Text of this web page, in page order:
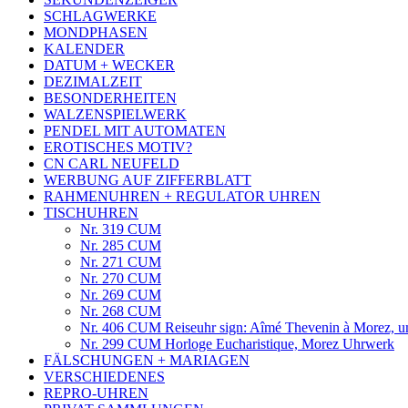
SCHLAGWERKE
MONDPHASEN
KALENDER
DATUM + WECKER
DEZIMALZEIT
BESONDERHEITEN
WALZENSPIELWERK
PENDEL MIT AUTOMATEN
EROTISCHES MOTIV?
CN CARL NEUFELD
WERBUNG AUF ZIFFERBLATT
RAHMENUHREN + REGULATOR UHREN
TISCHUHREN
Nr. 319 CUM
Nr. 285 CUM
Nr. 271 CUM
Nr. 270 CUM
Nr. 269 CUM
Nr. 268 CUM
Nr. 406 CUM Reiseuhr sign: Aîmé Thevenin à Morez,
Nr. 299 CUM Horloge Eucharistique, Morez Uhrwerk
FÄLSCHUNGEN + MARIAGEN
VERSCHIEDENES
REPRO-UHREN